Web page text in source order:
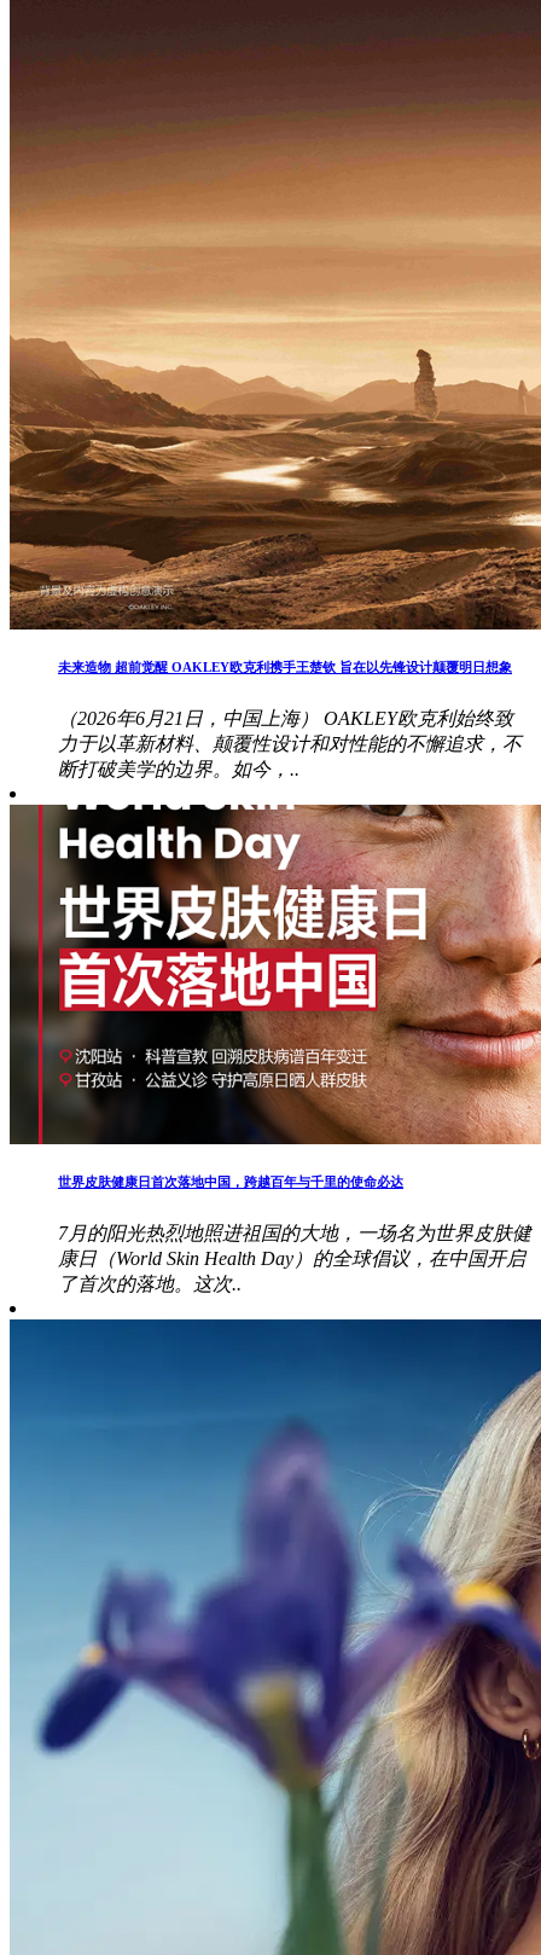
未来造物 超前觉醒 OAKLEY欧克利携手王楚钦 旨在以先锋设计颠覆明日想象
（2026年6月21日，中国上海） OAKLEY欧克利始终致
力于以革新材料、颠覆性设计和对性能的不懈追求，不
断打破美学的边界。如今，..
世界皮肤健康日首次落地中国，跨越百年与千里的使命必达
7月的阳光热烈地照进祖国的大地，一场名为世界皮肤健
康日（World Skin Health Day）的全球倡议，在中国开启
了首次的落地。这次..